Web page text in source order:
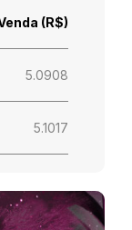
(R$)
5.0908
5.1017